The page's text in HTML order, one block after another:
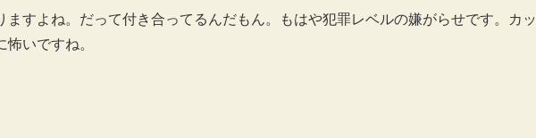
ますよね。だって付き合ってるんだもん。もはや犯罪レベルの嫌がらせです。カッ
いですね。